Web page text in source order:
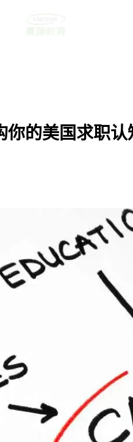
的美国求职